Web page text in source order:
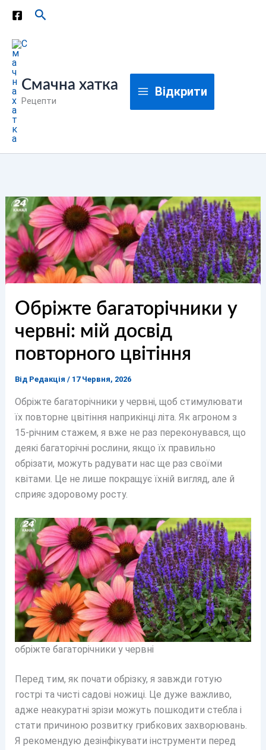
Перейти
вмісту
Пошук
Смачна хатка
Рецепти
Відкрити
Обріжте багаторічники у
червні: мій досвід
повторного цвітіння
Від Редакція / 17 Червня, 2026
Обріжте багаторічники у червні, щоб стимулювати
їх повторне цвітіння наприкінці літа. Як агроном з
15-річним стажем, я вже не раз переконувався, що
деякі багаторічні рослини, якщо їх правильно
обрізати, можуть радувати нас ще раз своїми
квітами. Це не лише покращує їхній вигляд, але й
сприяє здоровому росту.
обріжте багаторічники у червні
Перед тим, як почати обрізку, я завжди готую
гострі та чисті садові ножиці. Це дуже важливо,
адже неакуратні зрізи можуть пошкодити стебла і
стати причиною розвитку грибкових захворювань.
Я рекомендую дезінфікувати інструменти перед